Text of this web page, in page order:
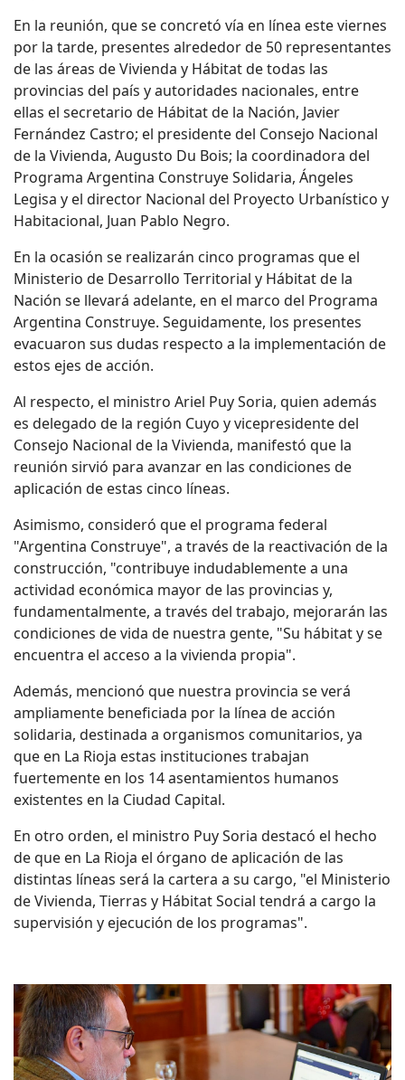
En la reunión, que se concretó vía en línea este viernes
por la tarde, presentes alrededor de 50 representantes
de las áreas de Vivienda y Hábitat de todas las
provincias del país y autoridades nacionales, entre
ellas el secretario de Hábitat de la Nación, Javier
Fernández Castro; el presidente del Consejo Nacional
de la Vivienda, Augusto Du Bois; la coordinadora del
Programa Argentina Construye Solidaria, Ángeles
Legisa y el director Nacional del Proyecto Urbanístico y
Habitacional, Juan Pablo Negro.
En la ocasión se realizarán cinco programas que el
Ministerio de Desarrollo Territorial y Hábitat de la
Nación se llevará adelante, en el marco del Programa
Argentina Construye. Seguidamente, los presentes
evacuaron sus dudas respecto a la implementación de
estos ejes de acción.
Al respecto, el ministro Ariel Puy Soria, quien además
es delegado de la región Cuyo y vicepresidente del
Consejo Nacional de la Vivienda, manifestó que la
reunión sirvió para avanzar en las condiciones de
aplicación de estas cinco líneas.
Asimismo, consideró que el programa federal
"Argentina Construye", a través de la reactivación de la
construcción, "contribuye indudablemente a una
actividad económica mayor de las provincias y,
fundamentalmente, a través del trabajo, mejorarán las
condiciones de vida de nuestra gente, "Su hábitat y se
encuentra el acceso a la vivienda propia".
Además, mencionó que nuestra provincia se verá
ampliamente beneficiada por la línea de acción
solidaria, destinada a organismos comunitarios, ya
que en La Rioja estas instituciones trabajan
fuertemente en los 14 asentamientos humanos
existentes en la Ciudad Capital.
En otro orden, el ministro Puy Soria destacó el hecho
de que en La Rioja el órgano de aplicación de las
distintas líneas será la cartera a su cargo, "el Ministerio
de Vivienda, Tierras y Hábitat Social tendrá a cargo la
supervisión y ejecución de los programas".